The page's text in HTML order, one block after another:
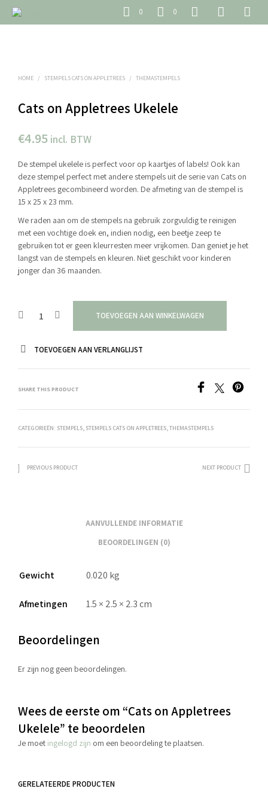
0 0
HOME / STEMPELS CATS ON APPLETREES / THEMASTEMPELS
Cats on Appletrees Ukelele
€4.95 incl. BTW
De stempel ukelele is perfect voor op kaartjes of labels! Ook kan
deze stempel perfect met andere stempels uit de serie van Cats on
Appletrees gecombineerd worden. De afmeting van de stempel is
15 x 25 x 23 mm.
We raden aan om de stempels na gebruik zorgvuldig te reinigen
met een vochtige doek en, indien nodig, een beetje zeep te
gebruiken tot er geen kleurresten meer vrijkomen. Dan geniet je het
langst van de stempels en kleuren. Niet geschikt voor kinderen
jonger dan 36 maanden.
TOEVOEGEN AAN WINKELWAGEN
TOEVOEGEN AAN VERLANGLIJST
SHARE THIS PRODUCT
CATEGORIEËN: STEMPELS, STEMPELS CATS ON APPLETREES,THEMASTEMPELS
PREVIOUS PRODUCT NEXT PRODUCT
AANVULLENDE INFORMATIE
BEOORDELINGEN (0)
Gewicht 0.020 kg
Afmetingen 1.5 × 2.5 × 2.3 cm
Beoordelingen
Er zijn nog geen beoordelingen.
Wees de eerste om “Cats on Appletrees
Ukelele” te beoordelen
Je moet ingelogd zijn om een beoordeling te plaatsen.
GERELATEERDE PRODUCTEN